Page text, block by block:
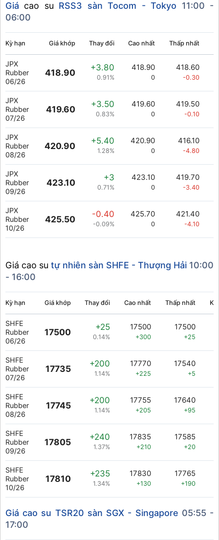
Giá cao su RSS3 sàn Tocom - Tokyo
11:00 -
06:00
Kỳ hạn Giá khớp Thay đổi Cao nhất Thấp nhất
JPX
Rubber
06/26
418.90
+3.80
0.91%
418.90
0
418.60
-0.30
JPX
Rubber
07/26
419.60
+3.50
0.83%
419.60
0
419.50
-0.10
JPX
Rubber
08/26
420.90
+5.40
1.28%
420.90
0
416.10
-4.80
JPX
Rubber
09/26
423.10
+3
0.71%
423.10
0
419.70
-3.40
JPX
Rubber
10/26
425.50
-0.40
-0.09%
425.70
0
421.40
-4.10
Giá cao su tự nhiên sàn SHFE - Thượng Hải 10:00
- 16:00
Kỳ hạn Giá khớp Thay đổi Cao nhất Thấp nhất
SHFE
Rubber
06/26
17500
+25
0.14%
17500
+300
17500
+25
SHFE
Rubber
07/26
17735
+200
1.14%
17770
+225
17540
+5
SHFE
Rubber
08/26
17745
+200
1.14%
17755
+205
17640
+95
SHFE
Rubber
09/26
17805
+240
1.37%
17835
+210
17585
+20
SHFE
Rubber
10/26
17810
+235
1.34%
17830
+130
17765
+190
Giá cao su TSR20 sàn SGX - Singapore 05:55 -
17:00